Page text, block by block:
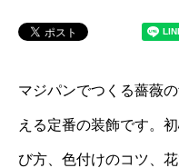
マジパンでつくる薔薇
える定番の装飾です。
び方、色付けのコツ、